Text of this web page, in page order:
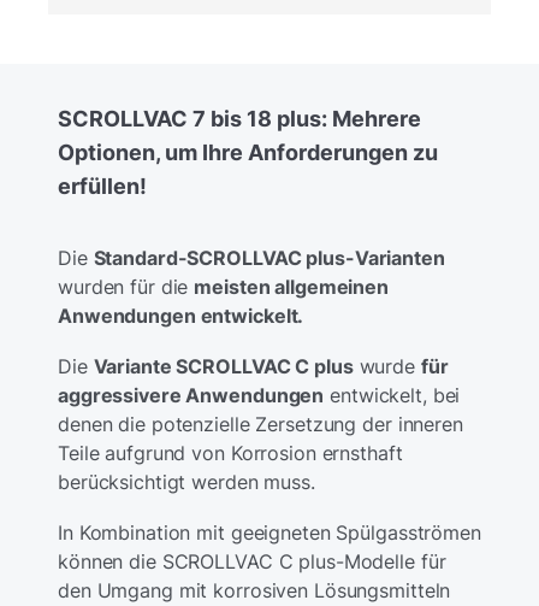
SCROLLVAC 7 bis 18 plus: Mehrere
Optionen, um Ihre Anforderungen zu
erfüllen!
Die Standard-SCROLLVAC plus-Varianten
wurden für die meisten allgemeinen
Anwendungen entwickelt.
Die Variante SCROLLVAC C pluswurde für
aggressivere Anwendungen entwickelt, bei
denen die potenzielle Zersetzung der inneren
Teile aufgrund von Korrosion ernsthaft
berücksichtigt werden muss.
In Kombination mit geeigneten Spülgasströmen
können die SCROLLVAC C plus-Modelle für
den Umgang mit korrosiven Lösungsmitteln